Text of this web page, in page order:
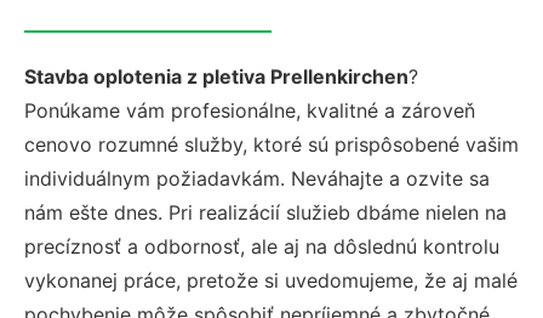
Stavba oplotenia z pletiva Prellenkirchen?
Ponúkame vám profesionálne, kvalitné a zároveň
cenovo rozumné služby, ktoré sú prispôsobené vašim
individuálnym požiadavkám. Neváhajte a ozvite sa
nám ešte dnes. Pri realizácií služieb dbáme nielen na
precíznosť a odbornosť, ale aj na dôslednú kontrolu
vykonanej práce, pretože si uvedomujeme, že aj malé